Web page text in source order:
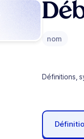
nom
Définitions,